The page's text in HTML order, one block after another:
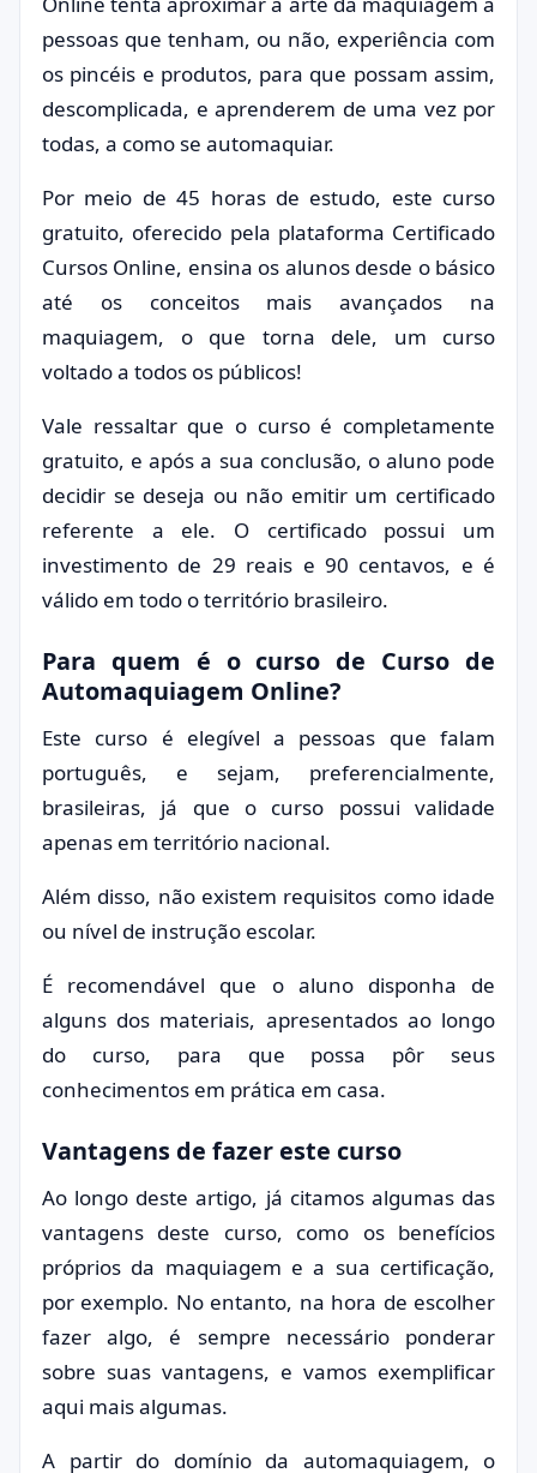
pessoas que tenham, ou não, experiência com
os pincéis e produtos, para que possam assim,
descomplicada, e aprenderem de uma vez por
todas, a como se automaquiar.
Por meio de 45 horas de estudo, este curso
gratuito, oferecido pela plataforma Certificado
Cursos Online, ensina os alunos desde o básico
até os conceitos mais avançados na
maquiagem, o que torna dele, um curso
voltado a todos os públicos!
Vale ressaltar que o curso é completamente
gratuito, e após a sua conclusão, o aluno pode
decidir se deseja ou não emitir um certificado
referente a ele. O certificado possui um
investimento de 29 reais e 90 centavos, e é
válido em todo o território brasileiro.
Para quem é o curso de Curso de
Automaquiagem Online?
Este curso é elegível a pessoas que falam
português, e sejam, preferencialmente,
brasileiras, já que o curso possui validade
apenas em território nacional.
Além disso, não existem requisitos como idade
ou nível de instrução escolar.
É recomendável que o aluno disponha de
alguns dos materiais, apresentados ao longo
do curso, para que possa pôr seus
conhecimentos em prática em casa.
Vantagens de fazer este curso
Ao longo deste artigo, já citamos algumas das
vantagens deste curso, como os benefícios
próprios da maquiagem e a sua certificação,
por exemplo. No entanto, na hora de escolher
fazer algo, é sempre necessário ponderar
sobre suas vantagens, e vamos exemplificar
aqui mais algumas.
A partir do domínio da automaquiagem, o